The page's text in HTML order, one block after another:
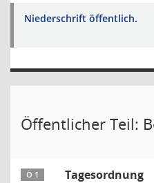
Niederschrift öffentlich.
Öffentlicher Teil:
Ö 1 Tagesordnung